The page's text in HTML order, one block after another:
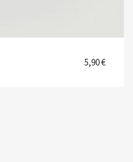
5,90 €